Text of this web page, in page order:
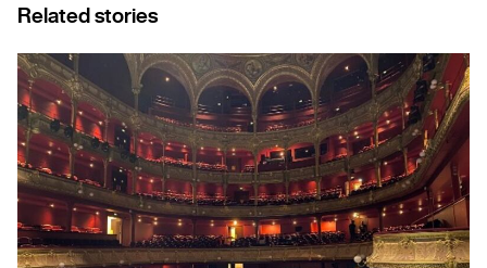
Related stories